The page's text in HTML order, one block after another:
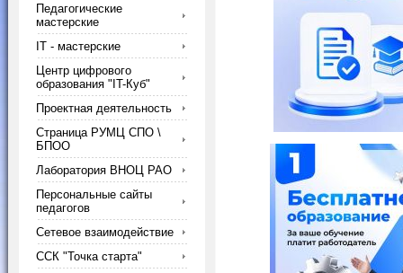
Педагогические
мастерские
IT - мастерские
Центр цифрового
образования "IT-Куб"
Проектная деятельность
Страница РУМЦ СПО \
БПОО
Лаборатория ВНОЦ РАО
Персональные сайты
педагогов
Сетевое взаимодействие
ССК "Точка старта"